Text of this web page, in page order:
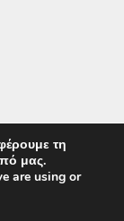
τη
μας.
are using or